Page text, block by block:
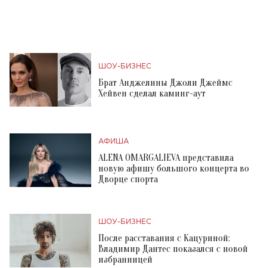
ШОУ-БИЗНЕС
Брат Анджелины Джоли Джеймс
Хейвен сделал каминг-аут
АФИША
ALENA OMARGALIEVA представила
новую афишу большого концерта во
Дворце спорта
ШОУ-БИЗНЕС
После расставания с Кацуриной:
Владимир Дантес показался с новой
избранницей